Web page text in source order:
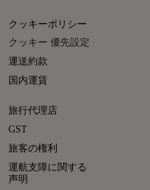
クッキーポリシー
クッキー 優先設定
運送約款
国内運賃
旅行代理店
GST
旅客の権利
運航支障に関する
声明